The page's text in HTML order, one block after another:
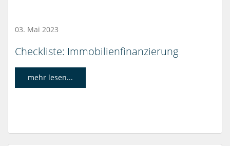
03. Mai 2023
Checkliste: Immobilienfinanzierung
mehr lesen...